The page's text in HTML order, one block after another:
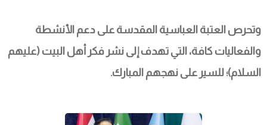
وتحرص العتبة العباسية المقدسة على دعم الأنشطة
والفعاليات كافة، التي تهدف إلى نشر فكر أهل البيت (عليهم
السلام)؛ للسير على نهجهم المبارك.